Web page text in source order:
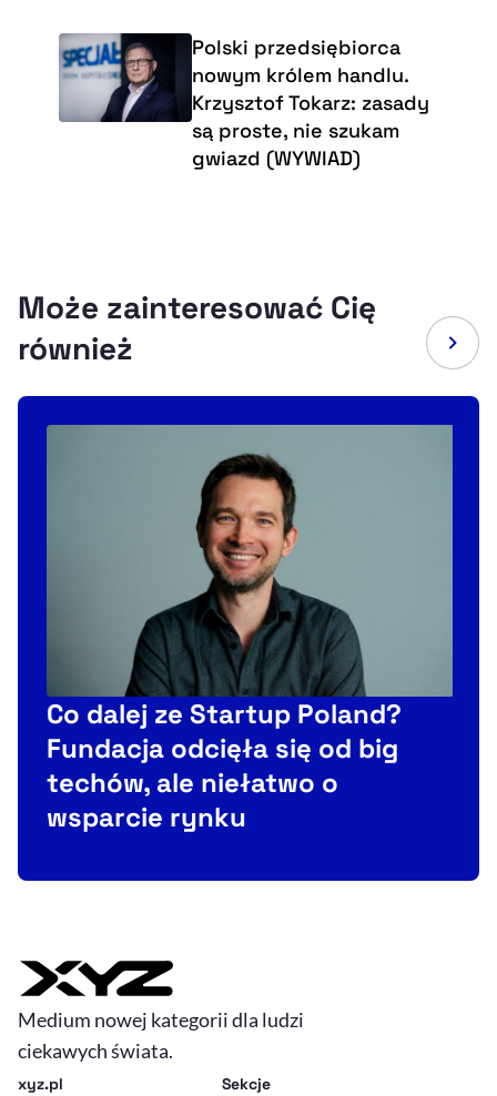
Polski przedsiębiorca
nowym królem handlu.
Krzysztof Tokarz: zasady
są proste, nie szukam
gwiazd (WYWIAD)
Może zainteresować Cię
również
Co dalej ze Startup Poland?
Fundacja odcięła się od big
techów, ale niełatwo o
wsparcie rynku
Medium nowej kategorii dla ludzi
ciekawych świata.
xyz.pl Sekcje